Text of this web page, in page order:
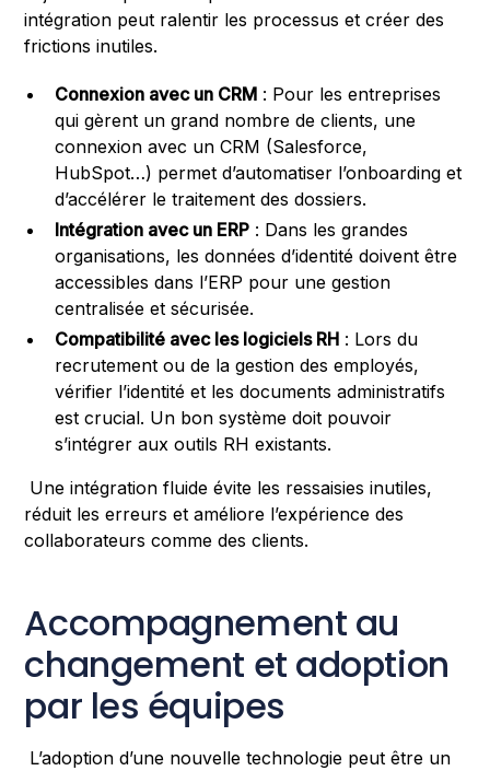
intégration peut ralentir les processus et créer des
frictions inutiles.
Connexion avec un CRM : Pour les entreprises
qui gèrent un grand nombre de clients, une
connexion avec un CRM (Salesforce,
HubSpot…) permet d’automatiser l’onboarding et
d’accélérer le traitement des dossiers.
Intégration avec un ERP : Dans les grandes
organisations, les données d’identité doivent être
accessibles dans l’ERP pour une gestion
centralisée et sécurisée.
Compatibilité avec les logiciels RH : Lors du
recrutement ou de la gestion des employés,
vérifier l’identité et les documents administratifs
est crucial. Un bon système doit pouvoir
s’intégrer aux outils RH existants.
Une intégration fluide évite les ressaisies inutiles,
réduit les erreurs et améliore l’expérience des
collaborateurs comme des clients.
Accompagnement au
changement et adoption
par les équipes
L’adoption d’une nouvelle technologie peut être un